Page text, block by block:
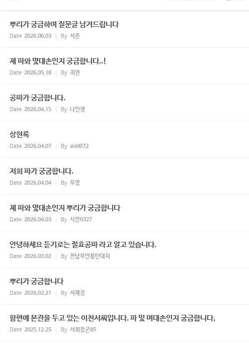
뿌리가 궁금하여 질문글 남겨드립니다
Date 2026.06.03 By 서준
제 파와 몇대손인지 궁금합니다..!
Date 2026.05.18 By 지연
공파가 궁금합니다.
Date 2026.04.15 By 나인생
상현록
Date 2026.04.07 By sis0072
저희 파가 궁굼합니다.
Date 2026.04.04 By 무영
제 파와 몇대손인지 뿌리가 궁금합니다
Date 2026.04.03 By 시안0327
안녕하세요 듣기로는 절효공파 라고 알고 있습니다.
Date 2026.03.02 By 전남무안몽탄대치
뿌리가 궁금합니다
Date 2026.02.21 By 서재경
함편에 본관을 두고 있는 이천서씨입니다. 파 및 며대손인지 궁금합니다,
Date 2025.12.25 By 서희장군85